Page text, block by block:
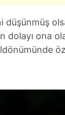
düşünmüş
dolayı ona